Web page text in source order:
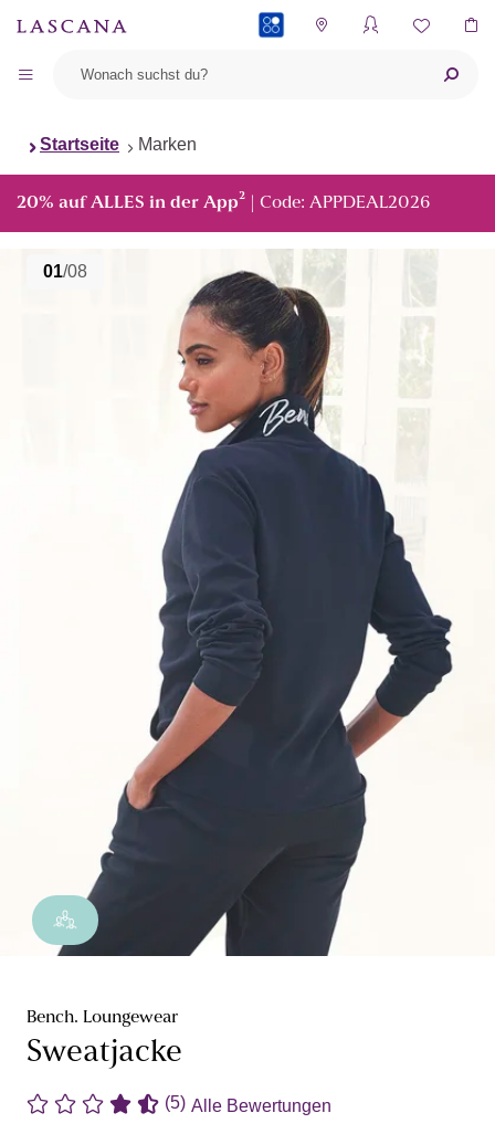
Startseite Marken
20% auf ALLES in der App² | Code: APPDEAL2026
01/08
Bench. Loungewear
Sweatjacke
(5) Alle Bewertungen